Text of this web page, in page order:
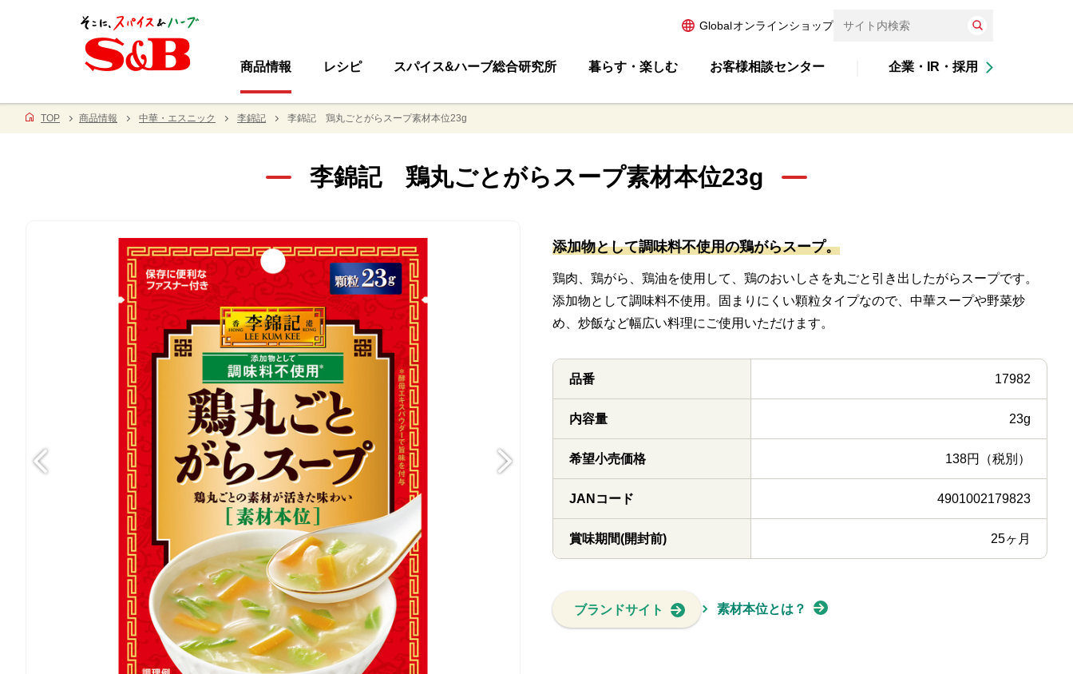
Globalオンラインショップ
商品情報 レシピ スパイス&ハーブ総合研究所 暮らす・楽しむ お客様相談センター 企業・IR・採用
TOP 商品情報 中華・エスニック 李錦記 李錦記 鶏丸ごとがらスープ素材本位23g
李錦記 鶏丸ごとがらスープ素材本位23g
添加物として調味料不使用の鶏がらスープ。
鶏肉、鶏がら、鶏油を使用して、鶏のおいしさを丸ごと引き出したがらスープです。
添加物として調味料不使用。固まりにくい顆粒タイプなので、中華スープや野菜炒
め、炒飯など幅広い料理にご使用いただけます。
品番 17982
内容量 23g
希望小売価格 138円（税別）
JANコード 4901002179823
賞味期間(開封前) 25ヶ月
ブランドサイト 素材本位とは？